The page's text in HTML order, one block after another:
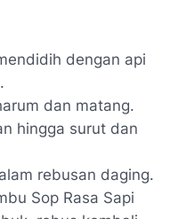
dengan api
dan matang.
hingga surut dan
rebusan daging.
Sop Rasa Sapi